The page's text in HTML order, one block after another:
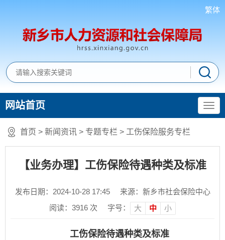
繁体
网站首页
首页 > 新闻资讯 > 专题专栏 > 工伤保险服务专栏
【业务办理】工伤保险待遇种类及标准
发布日期：2024-10-28 17:45
来源：新乡市社会保险中心
阅读： 3916 次 字号： 大 中 小
工伤保险待遇种类及标准